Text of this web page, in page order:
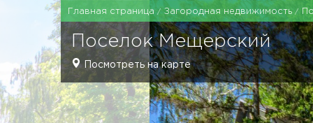
Главная страница Загородная недвижимость
ПоселокМещерский
Посмотреть на карте